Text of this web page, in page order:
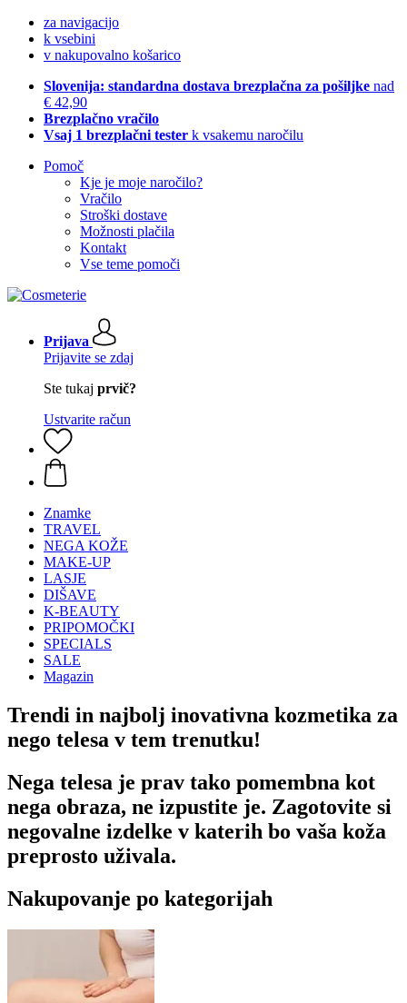
za navigacijo
k vsebini
v nakupovalno košarico
Slovenija: standardna dostava brezplačna za pošiljke nad
€ 42,90
Brezplačno vračilo
Vsaj 1 brezplačni tester k vsakemu naročilu
Pomoč
Kje je moje naročilo?
Vračilo
Stroški dostave
Možnosti plačila
Kontakt
Vse teme pomoči
Prijava
Prijavite se zdaj
Ste tukaj prvič?
Ustvarite račun
Znamke
TRAVEL
NEGA KOŽE
MAKE-UP
LASJE
DIŠAVE
K-BEAUTY
PRIPOMOČKI
SPECIALS
SALE
Magazin
Trendi in najbolj inovativna kozmetika za
nego telesa v tem trenutku!
Nega telesa je prav tako pomembna kot
nega obraza, ne izpustite je. Zagotovite si
negovalne izdelke v katerih bo vaša koža
preprosto uživala.
Nakupovanje po kategorijah